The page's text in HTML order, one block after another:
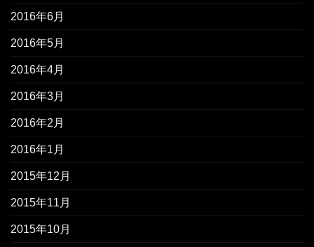
2016年6月
2016年5月
2016年4月
2016年3月
2016年2月
2016年1月
2015年12月
2015年11月
2015年10月